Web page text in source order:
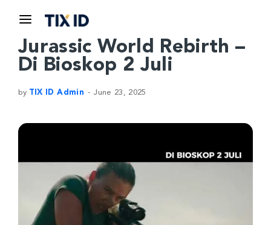
Jurassic World Rebirth –
Di Bioskop 2 Juli
by TIX ID Admin June 23, 2025